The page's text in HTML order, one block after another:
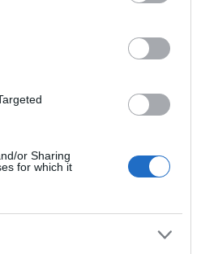
or Sharing
for which it
πιο επικίνδυνος γίνεται.